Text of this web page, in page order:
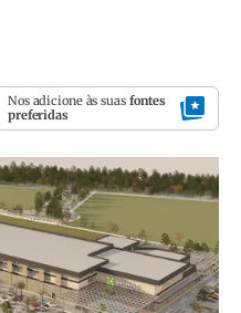
Nos adicione às suas fontes
preferidas